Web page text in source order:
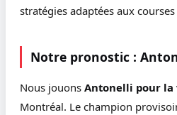
stratégies adaptées aux courses
Notre pronostic :
Nous jouons Antonelli pour la
Montréal. Le champion